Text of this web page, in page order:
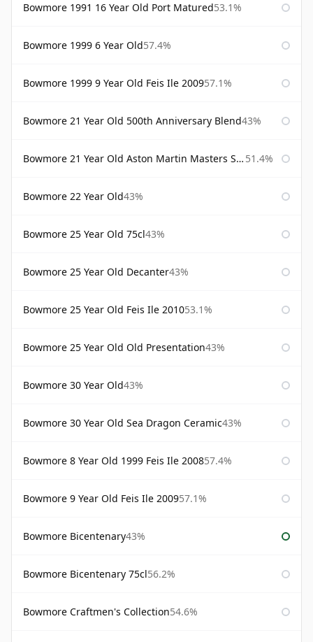
Bowmore 1991 16 Year Old Port Matured53.1%
Bowmore 1999 6 Year Old57.4%
Bowmore 1999 9 Year Old Feis Ile 200957.1%
Bowmore 21 Year Old 500th Anniversary Blend43%
Bowmore 21 Year Old Aston Martin Masters Selection 2024 51.4%
Bowmore 22 Year Old43%
Bowmore 25 Year Old 75cl43%
Bowmore 25 Year Old Decanter43%
Bowmore 25 Year Old Feis Ile 201053.1%
Bowmore 25 Year Old Old Presentation43%
Bowmore 30 Year Old43%
Bowmore 30 Year Old Sea Dragon Ceramic43%
Bowmore 8 Year Old 1999 Feis Ile 200857.4%
Bowmore 9 Year Old Feis Ile 200957.1%
Bowmore Bicentenary43%
Bowmore Bicentenary 75cl56.2%
Bowmore Craftmen's Collection54.6%